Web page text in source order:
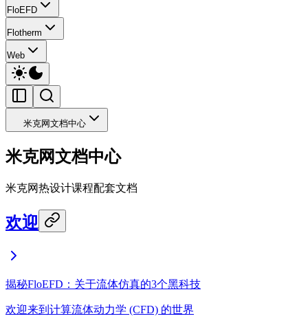
FloEFD
Flotherm
Web
米克网文档中心
米克网文档中心
米克网热设计课程配套文档
欢迎
揭秘FloEFD：关于流体仿真的3个黑科技
欢迎来到计算流体动力学 (CFD) 的世界